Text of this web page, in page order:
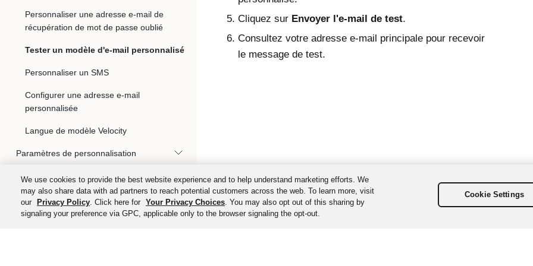
Personnaliser une adresse e-mail de
récupération de mot de passe oublié
Tester un modèle d'e-mail personnalisé
Personnaliser un SMS
Configurer une adresse e-mail
personnalisée
Langue de modèle Velocity
Paramètres de personnalisation
Okta Personal pour Workforce
Tableau de bord de l'utilisateur final Okta
Paramètres de l‘utilisateur final
Cliquez sur Envoyer l'e-mail de test.
Consultez votre adresse e-mail principale pour recevoir
le message de test.
We use cookies to provide the best website experience and to help understand marketing efforts. We
may also share data with ad partners to reach potential customers across the web. To learn more, visit
our
Privacy Policy. Click here for Your Privacy Choices. You may also opt out of this sharing by
signaling your preference via GPC, applicable only to the browser signaling the opt-out.
Cookie Settings